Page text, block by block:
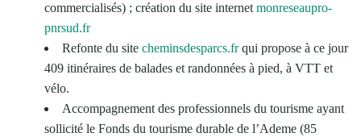
commercialisés) ; création du site internet monreseaupro-
pnrsud.fr
Refonte du site cheminsdesparcs.frqui propose à ce jour
409 itinéraires de balades et randonnées à pied, à VTT et
vélo.
Accompagnement des professionnels du tourisme ayant
sollicité le Fonds du tourisme durable de l’Ademe (85